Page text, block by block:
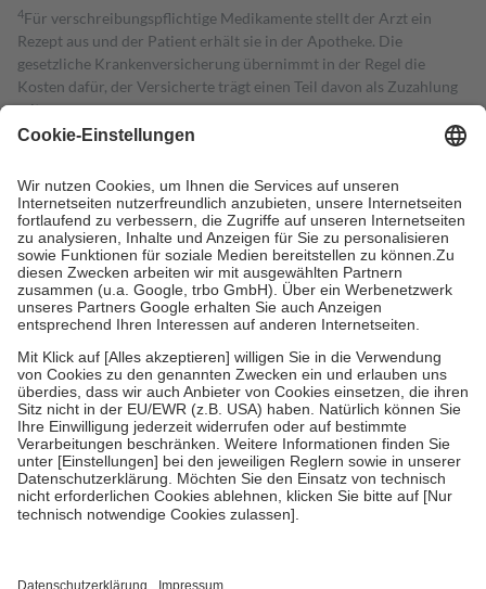
4Für verschreibungspflichtige Medikamente stellt der Arzt ein
Rezept aus und der Patient erhält sie in der Apotheke. Die
gesetzliche Krankenversicherung übernimmt in der Regel die
Kosten dafür, der Versicherte trägt einen Teil davon als Zuzahlung
mit.
Grundsätzlich leisten Mitglieder Zuzahlungen in Höhe von zehn
höchstens zehn Euro.
Es sind jedoch nie mehr als die tatsächlichen
Kosten der Leistung zu entrichten.
Diese Regeln gelten grundsätzlich auch für Online-Apotheken.
Bei Heilmitteln und häuslicher Krankenpflege beträgt die
Zuzahlung zehn Prozent der Kosten sowie zehn Euro je
Verordnung.
Um das Engagement der Versicherten für ihre eigene Gesundheit zu
stärken und die besondere Stellung der Familie zu unterstützen,
fallenkeine Zuzahlungenan bei:
• Kindern und Jugendlichen bis zum vollendeten 18. Lebensjahr
mit Ausnahme der Fahrkosten
• Untersuchungen zur Vorsorge und Früherkennung, die von der
GKV getragen werden
• empfohlenen Schutzimpfungen
• Harn- und Blutteststreifen
getroffen, um sicherzustellen, dass es sich um echte Bewertungen